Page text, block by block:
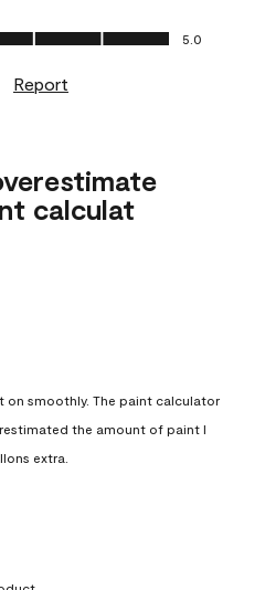
of 5
5.0
Report
calculat
on smoothly. The paint calculator
the amount of paint I
extra.